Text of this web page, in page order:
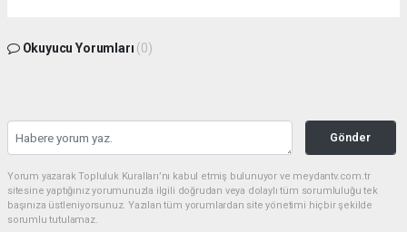
Okuyucu Yorumları (0)
Gönder
Yorum yazarak Topluluk Kuralları’nı kabul etmiş bulunuyor ve meydantv.com.tr
sitesine yaptığınız yorumunuzla ilgili doğrudan veya dolaylı tüm sorumluluğu tek
başınıza üstleniyorsunuz. Yazılan tüm yorumlardan site yönetimi hiçbir şekilde
sorumlu tutulamaz.